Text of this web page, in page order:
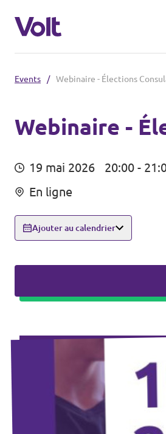
Volt France
Nos élections
Carte des régions
Nos régions et villes
Volt Lille
Personnes
Agenda
Donner
Events / Webinaire - Élections
Webinaire -
19 mai 2026
20:00 -
En ligne
Ajouter au calendrier